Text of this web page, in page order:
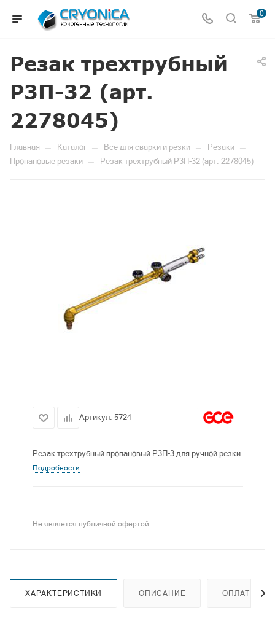
0
Резак трехтрубный
P3П-32 (арт.
2278045)
Главная — Каталог — Все для сварки и резки — Резаки —
Пропановые резаки — Резак трехтрубный P3П-32 (арт. 2278045)
Артикул: 5724
Резак трехтрубный пропановый P3П-3 для ручной резки.
Подробности
Не является публичной офертой.
ХАРАКТЕРИСТИКИ ОПИСАНИЕ ОПЛАТА